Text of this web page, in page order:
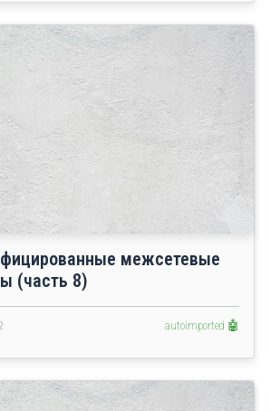
межсетевые
(часть 8)
autoimported 🤖